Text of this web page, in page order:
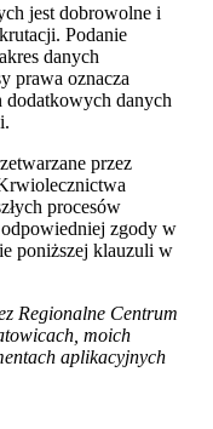
jest dobrowolne i
Podanie
danych
prawa oznacza
dodatkowych danych
przez
procesów
zgody w
poniższej klauzuli w
Regionalne Centrum
moich
aplikacyjnych